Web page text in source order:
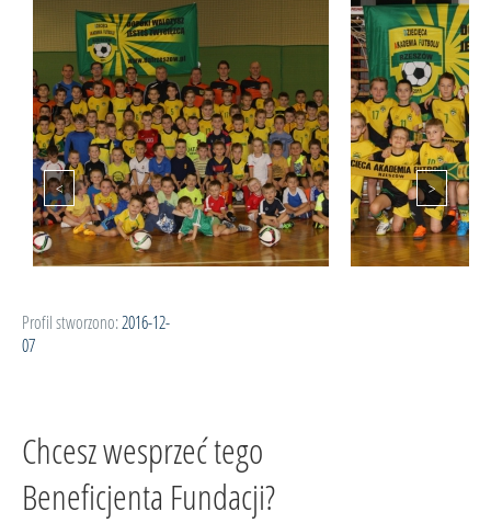
Profil stworzono: 2016-12-
07
Chcesz wesprzeć tego
Beneficjenta Fundacji?